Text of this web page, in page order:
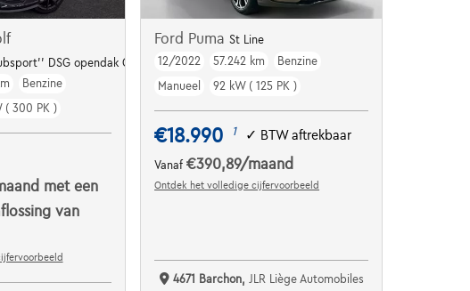
DSG opendak GPS Camera Alu19
Benzine
( 300 PK )
met een
van
Ford PumaSt Line
12/2022
57.242 km
Benzine
Manueel
92 kW ( 125 PK )
€18.990 1 ✓ BTW aftrekbaar
Vanaf€390,89/maand
Ontdek het volledige cijfervoorbeeld
4671 Barchon, JLR Liège Automobiles